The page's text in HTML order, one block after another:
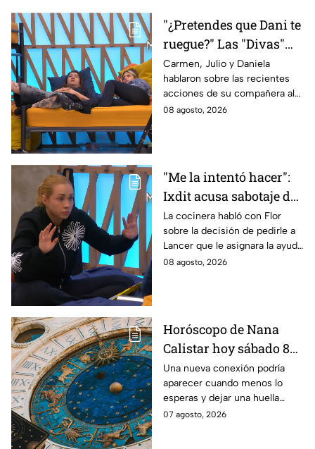
"¿Pretendes que Dani te
ruegue?" Las "Divas"
lamentan el
comportamiento de
Michelle en MasterChef
24/7
Carmen, Julio y Daniela
hablaron sobre las recientes
acciones de su compañera al
interior del Mundo MasterChef
08 agosto, 2026
"Me la intentó hacer":
Ixdit acusa sabotaje de
Ramahá en la pasada
gala de salvación de
MasterChef 24/7
La cocinera habló con Flor
sobre la decisión de pedirle a
Lancer que le asignara la ayuda
de Ramahá y no la de Daniela
08 agosto, 2026
Horóscopo de Nana
Calistar hoy sábado 8
de agosto del 2026 para
cada signo; una
conexión inesperada
podría transformar tus
Una nueva conexión podría
aparecer cuando menos lo
esperas y dejar una huella
importante.
07 agosto, 2026